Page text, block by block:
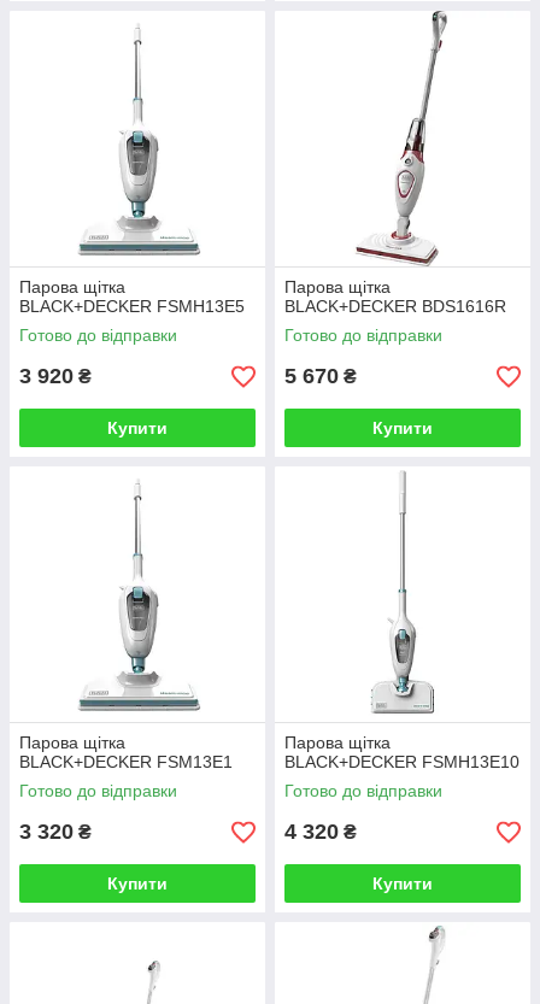
Парова щітка
BLACK+DECKER FSMH13E5
Готово до відправки
3 920 ₴
Купити
Парова щітка
BLACK+DECKER BDS1616R
Готово до відправки
5 670 ₴
Купити
Парова щітка
BLACK+DECKER FSM13E1
Готово до відправки
3 320 ₴
Купити
Парова щітка
BLACK+DECKER FSMH13E10
Готово до відправки
4 320 ₴
Купити